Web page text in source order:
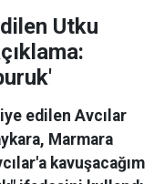
Utku
edilen Avcılar
Marmara
kavuşacağım